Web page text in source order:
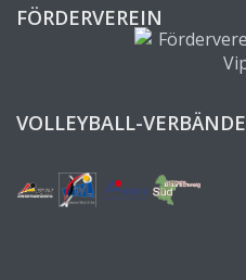
FÖRDERVEREIN
VOLLEYBALL-VERBÄNDE